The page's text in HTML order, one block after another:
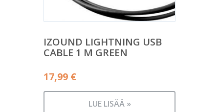
IZOUND LIGHTNING USB
CABLE 1 M GREEN
17,99 €
LUE LISÄÄ »